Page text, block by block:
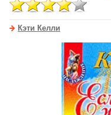
Кэти Келли